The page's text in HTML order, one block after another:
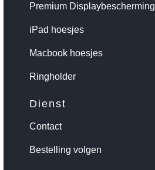
Premium Displaybescherming
iPad hoesjes
Macbook hoesjes
Ringholder
Dienst
Contact
Bestelling volgen